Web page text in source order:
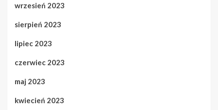
wrzesień 2023
sierpień 2023
lipiec 2023
czerwiec 2023
maj 2023
kwiecień 2023